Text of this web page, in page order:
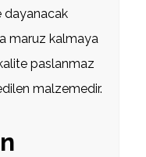
dayanacak
maruz kalmaya
paslanmaz
malzemedir.